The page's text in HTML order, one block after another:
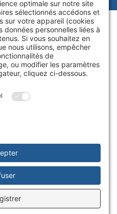
les témoins
des
de
de
-